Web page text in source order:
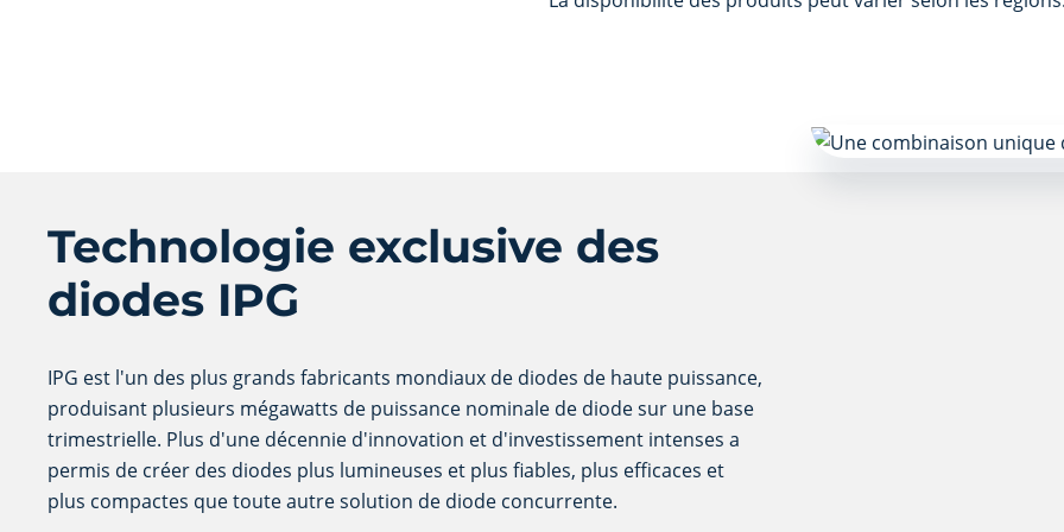
Technologie exclusive des
diodes IPG
IPG est l'un des plus grands fabricants mondiaux de diodes de haute puissance,
produisant plusieurs mégawatts de puissance nominale de diode sur une base
trimestrielle. Plus d'une décennie d'innovation et d'investissement intenses a
permis de créer des diodes plus lumineuses et plus fiables, plus efficaces et
plus compactes que toute autre solution de diode concurrente.